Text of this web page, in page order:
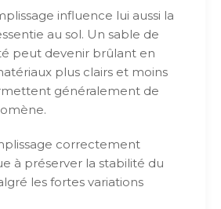
influence lui aussi la
au sol. Un sable de
peut devenir brûlant en
plus clairs et moins
généralement de
correctement
à préserver la stabilité du
les fortes variations